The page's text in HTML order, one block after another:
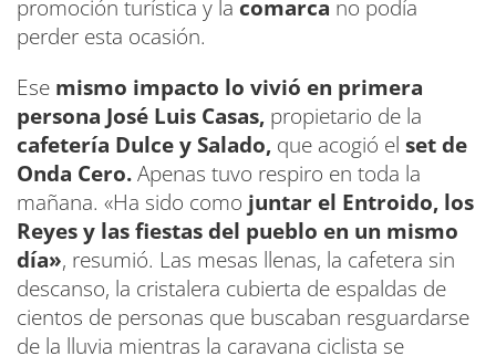
promoción turística y la comarca no podía
perder esta ocasión.
Ese mismo impacto lo vivió en primera
persona José Luis Casas, propietario de la
cafetería Dulce y Salado, que acogió el set de
Onda Cero.Apenas tuvo respiro en toda la
mañana. «Ha sido como juntar el Entroido, los
Reyes y las fiestas del pueblo en un mismo
día», resumió. Las mesas llenas, la cafetera sin
descanso, la cristalera cubierta de espaldas de
cientos de personas que buscaban resguardarse
de la lluvia mientras la caravana ciclista se